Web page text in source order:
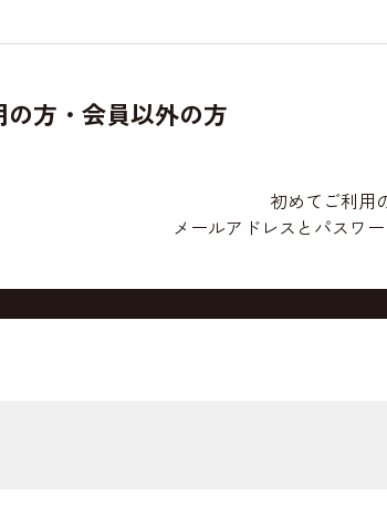
方・会員以外の方
初めてご利用
メールアドレスとパスワ